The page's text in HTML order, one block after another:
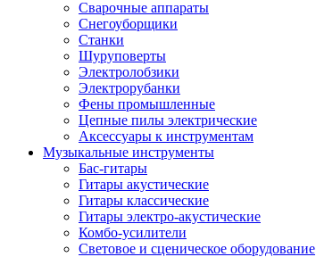
Сварочные аппараты
Снегоуборщики
Станки
Шуруповерты
Электролобзики
Электрорубанки
Фены промышленные
Цепные пилы электрические
Аксессуары к инструментам
Музыкальные инструменты
Бас-гитары
Гитары акустические
Гитары классические
Гитары электро-акустические
Комбо-усилители
Световое и сценическое оборудование